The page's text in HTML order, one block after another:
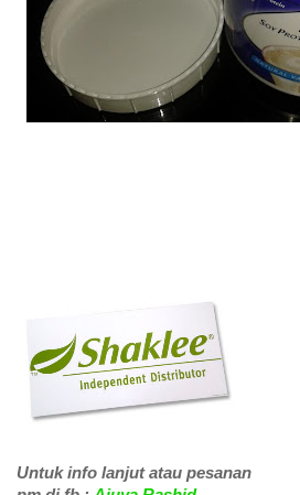
Untuk info lanjut atau pesanan